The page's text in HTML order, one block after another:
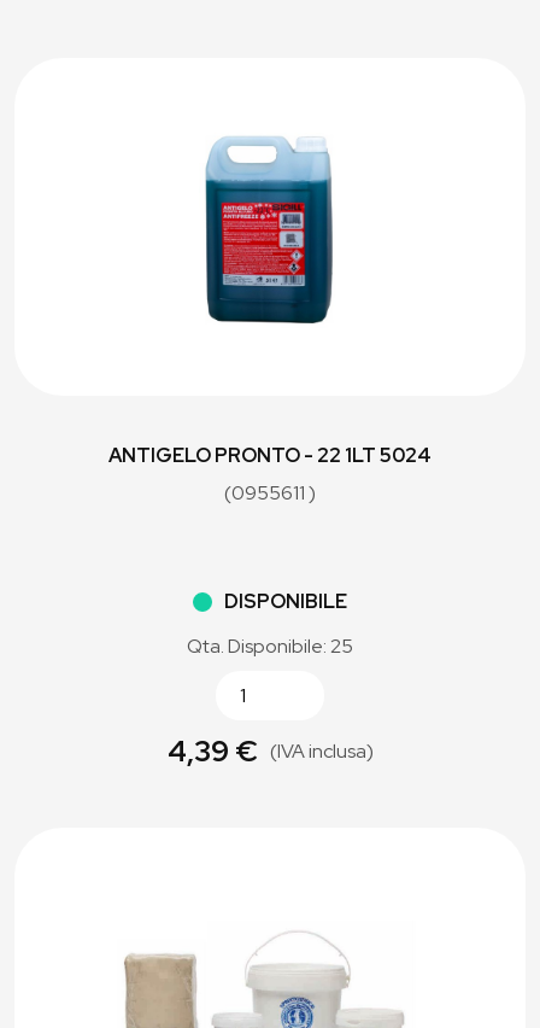
ANTIGELO PRONTO - 22 1LT 5024
(0955611 )
DISPONIBILE
Qta. Disponibile: 25
4,39 € (IVA inclusa)